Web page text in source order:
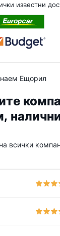
известни
Ещорил
всички